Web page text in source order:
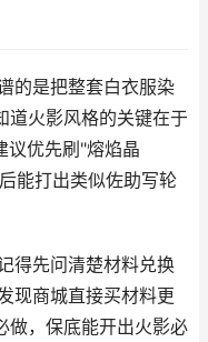
的是把整套白衣服染
道火影风格的关键在于
议优先刷"熔焰晶
能打出类似佐助写轮
得先问清楚材料兑换
现商城直接买材料更
做，保底能开出火影必